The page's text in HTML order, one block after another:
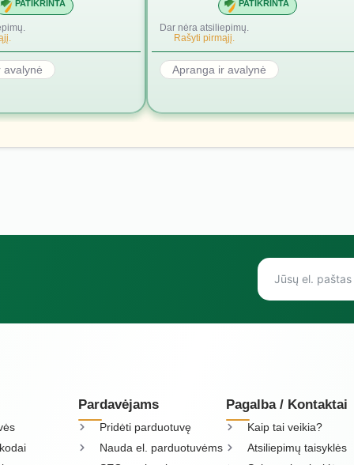
PATIKRINTA
avalynė
PATIKRINTA
Dar nėra atsiliepimų.
Rašyti pirmąjį.
Apranga ir avalynė
Pardavėjams
Pridėti parduotuvę
Nauda el. parduotuvėms
Pagalba / Kontaktai
Kaip tai veikia?
Atsiliepimų taisyklės